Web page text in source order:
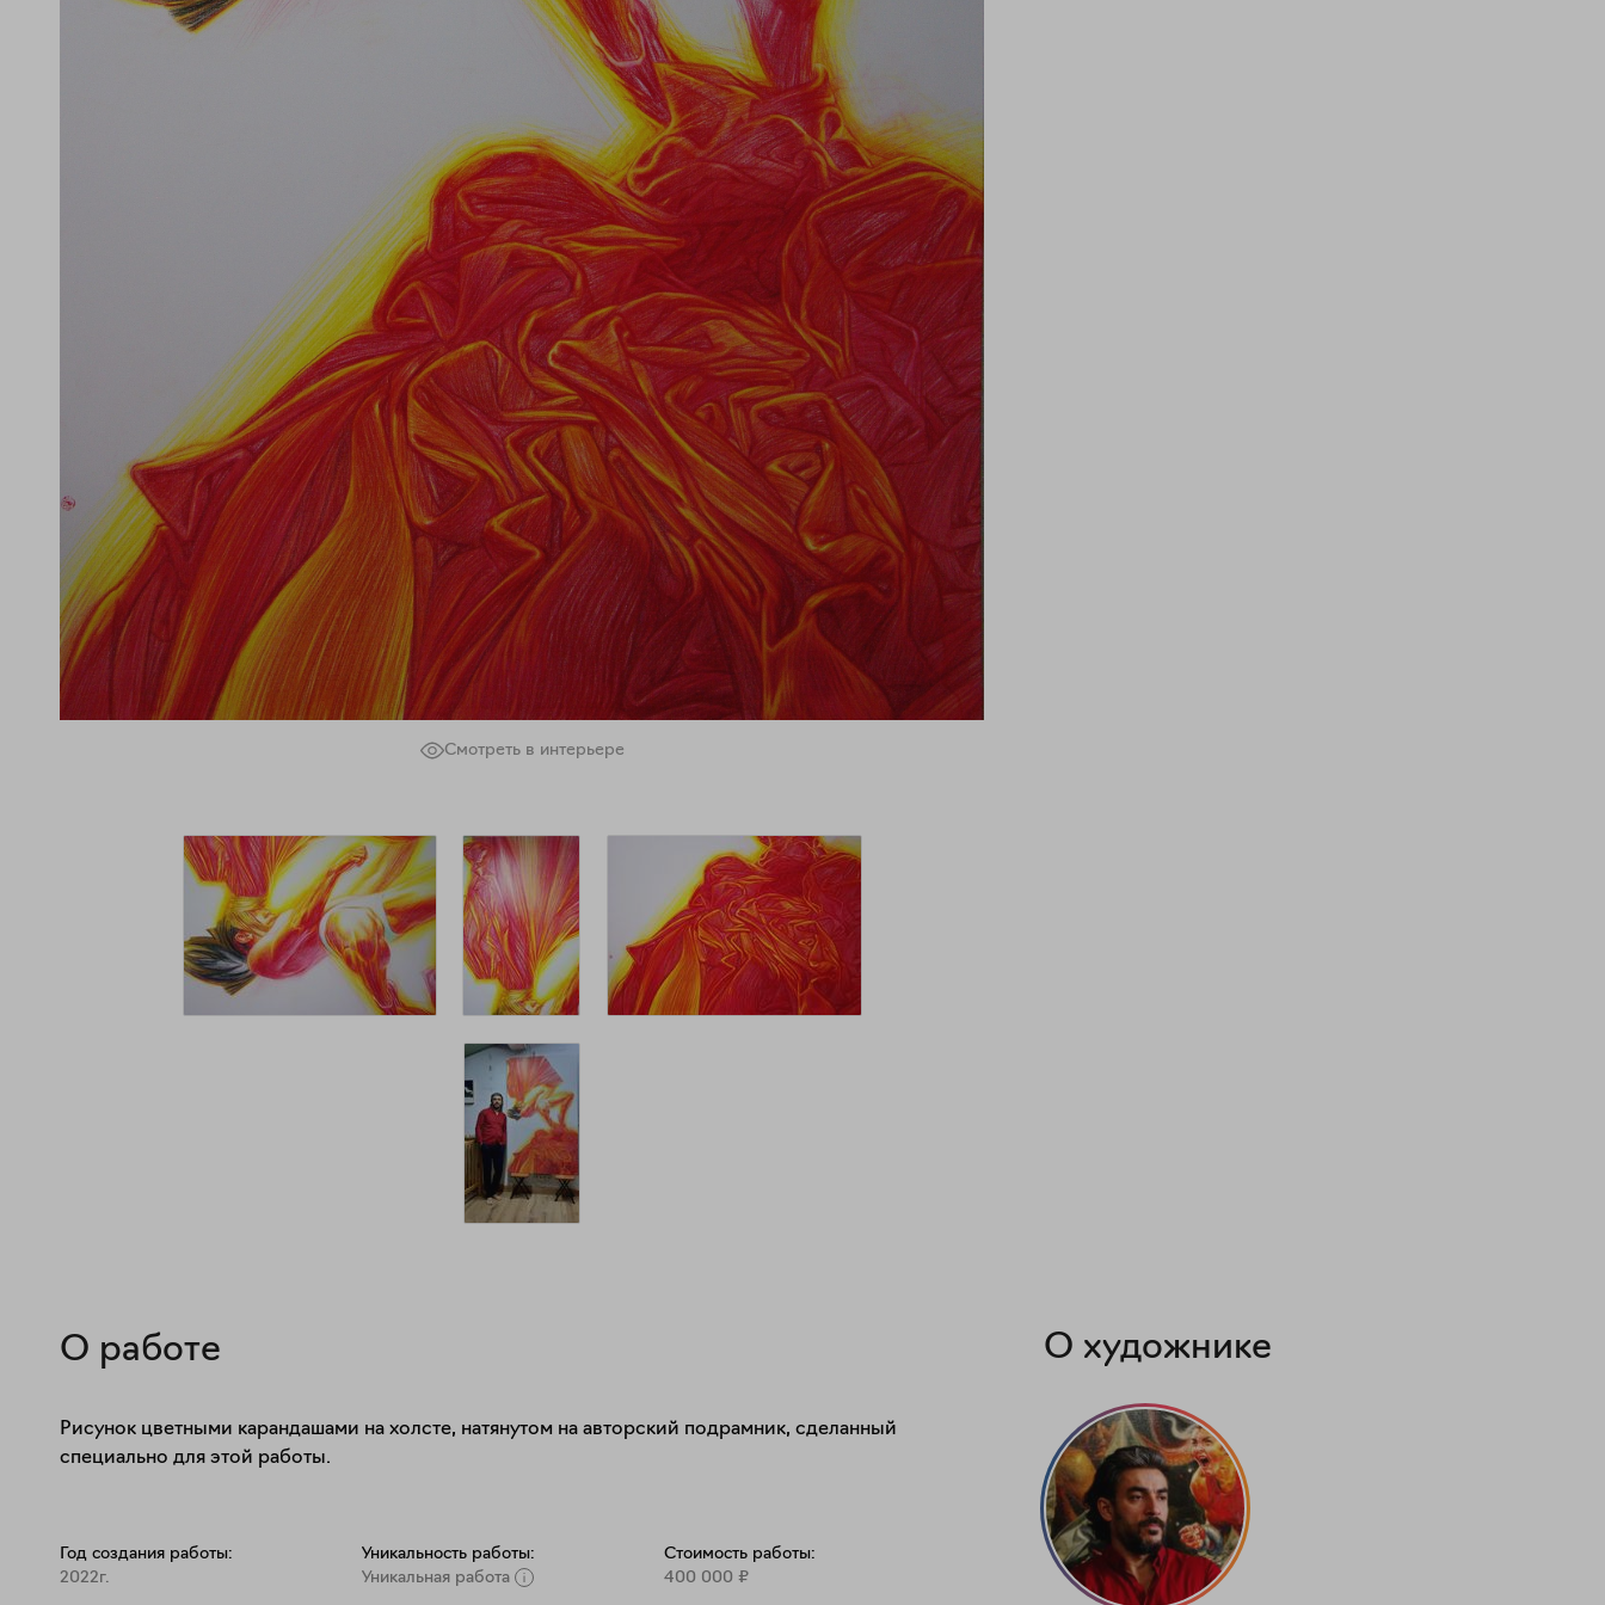
Смотреть в интерьере
О работе
Рисунок цветными карандашами на холсте, натянутом на авторский подрамник, сделанный
специально для этой работы.
Год создания работы:
2022г.
Уникальность работы:
Уникальная работа
Стоимость работы:
400 000 ₽
О художнике